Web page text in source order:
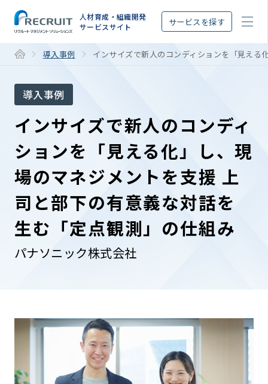
人材育成・組織開発
サービスサイト
サービスを探す
導入事例 インサイズで新人のコンディションを「見え
導入事例
インサイズで新人のコンディ
ションを「見える化」し、現
場のマネジメントを支援 上
司と部下の有意義な対話を
生む「定点観測」の仕組み
パナソニック株式会社